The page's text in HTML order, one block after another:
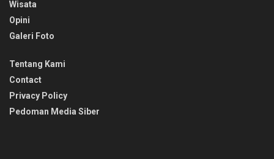
Wisata
Opini
Galeri Foto
Tentang Kami
Contact
Privacy Policy
Pedoman Media Siber